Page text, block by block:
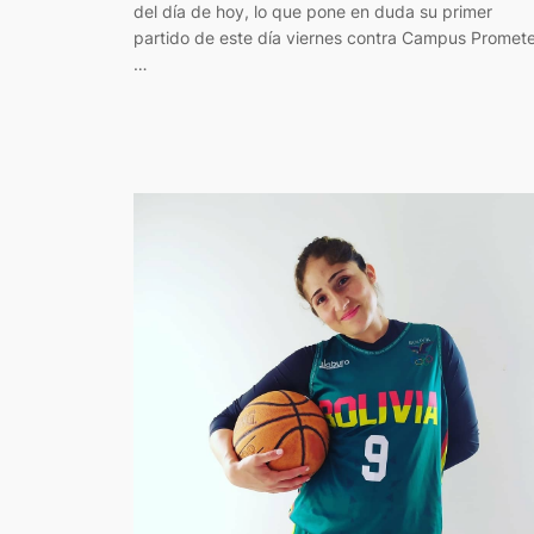
del día de hoy, lo que pone en duda su primer
partido de este día viernes contra Campus
…